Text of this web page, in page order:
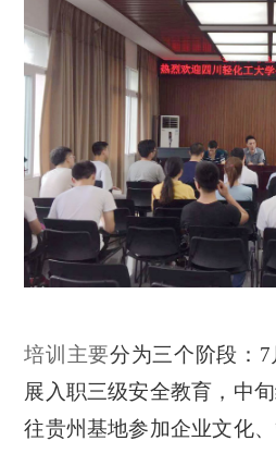
培训主要分为三个阶段： 7
展入职三级安全教育，中
往贵州基地参加企业文化